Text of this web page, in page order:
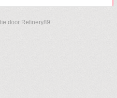
door Refinery89